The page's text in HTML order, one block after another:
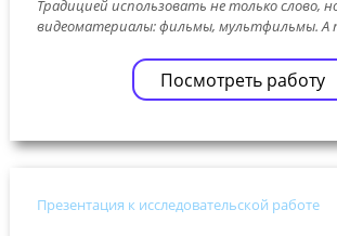
Традицией использовать не только слово,
видеоматериалы: фильмы, мультфильмы. А
Посмотреть работу
Презентация к исследовательской работе